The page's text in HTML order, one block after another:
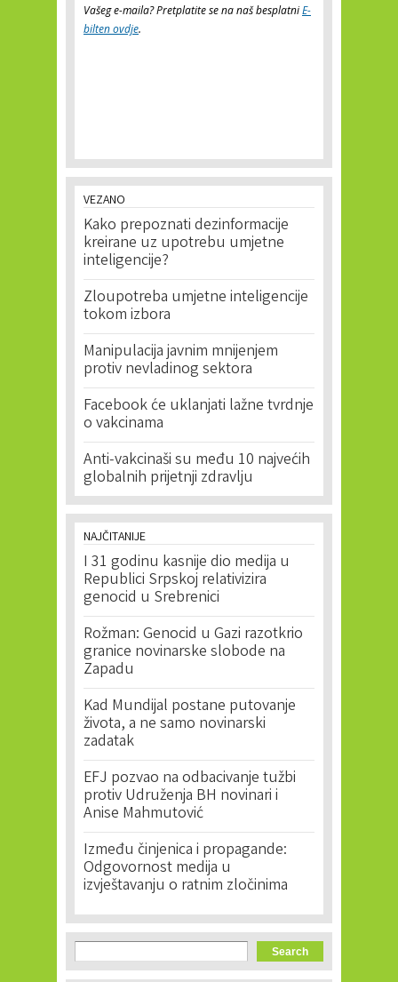
Vašeg e-maila? Pretplatite se na naš besplatniE-
bilten ovdje.
VEZANO
Kako prepoznati dezinformacije
kreirane uz upotrebu umjetne
inteligencije?
Zloupotreba umjetne inteligencije
tokom izbora
Manipulacija javnim mnijenjem
protiv nevladinog sektora
Facebook će uklanjati lažne tvrdnje
o vakcinama
Anti-vakcinaši su među 10 najvećih
globalnih prijetnji zdravlju
NAJČITANIJE
I 31 godinu kasnije dio medija u
Republici Srpskoj relativizira
genocid u Srebrenici
Rožman: Genocid u Gazi razotkrio
granice novinarske slobode na
Zapadu
Kad Mundijal postane putovanje
života, a ne samo novinarski
zadatak
EFJ pozvao na odbacivanje tužbi
protiv Udruženja BH novinari i
Anise Mahmutović
Između činjenica i propagande:
Odgovornost medija u
izvještavanju o ratnim zločinima
Search form
Search